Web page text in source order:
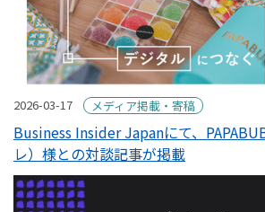
2026-03-17 メディア掲載・寄稿
Business Insider Japanにて、
レ）様との対談記事が掲載